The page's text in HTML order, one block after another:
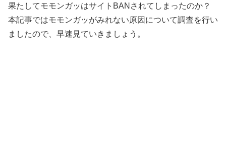
果たしてモモンガッはサイトBANされてしまったのか？
本記事ではモモンガッがみれない原因について調査を行い
ましたので、早速見ていきましょう。